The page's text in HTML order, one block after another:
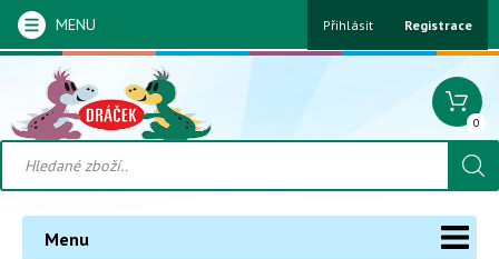
MENU Přihlásit Registrace
0
Menu